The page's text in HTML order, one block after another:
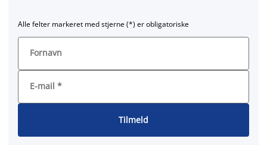
Alle felter markeret med stjerne (*) er obligatoriske
Fornavn
E-mail *
Tilmeld